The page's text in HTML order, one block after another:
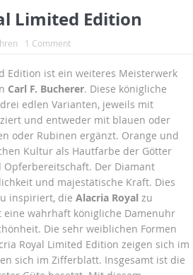
Limited Edition
1 Comment
Edition ist ein weiteres Meisterwerk
Carl F. Bucherer. Diese königliche
edlen Varianten, jeweils mit
und entweder mit blauen oder
oder Rubinen ergänzt. Orange und
Kultur als Hautfarbe der Götter
Der Diamant
und majestätische Kraft. Dies
inspiriert, die Alacria Royal zu
eine wahrhaft königliche Damenuhr
Die sehr weiblichen Formen
Royal Limited Edition zeigen sich im
sich im Zifferblatt. Insgesamt ist die